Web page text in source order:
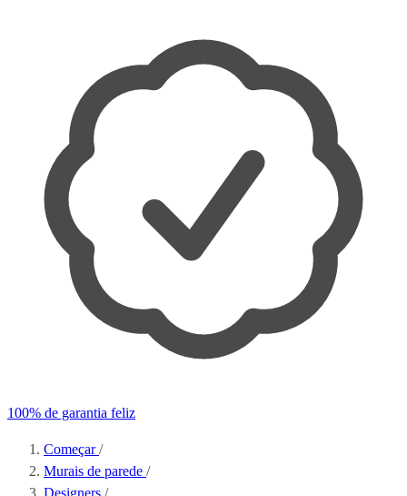
100% de garantia feliz
Começar/
Murais de parede /
Designers /